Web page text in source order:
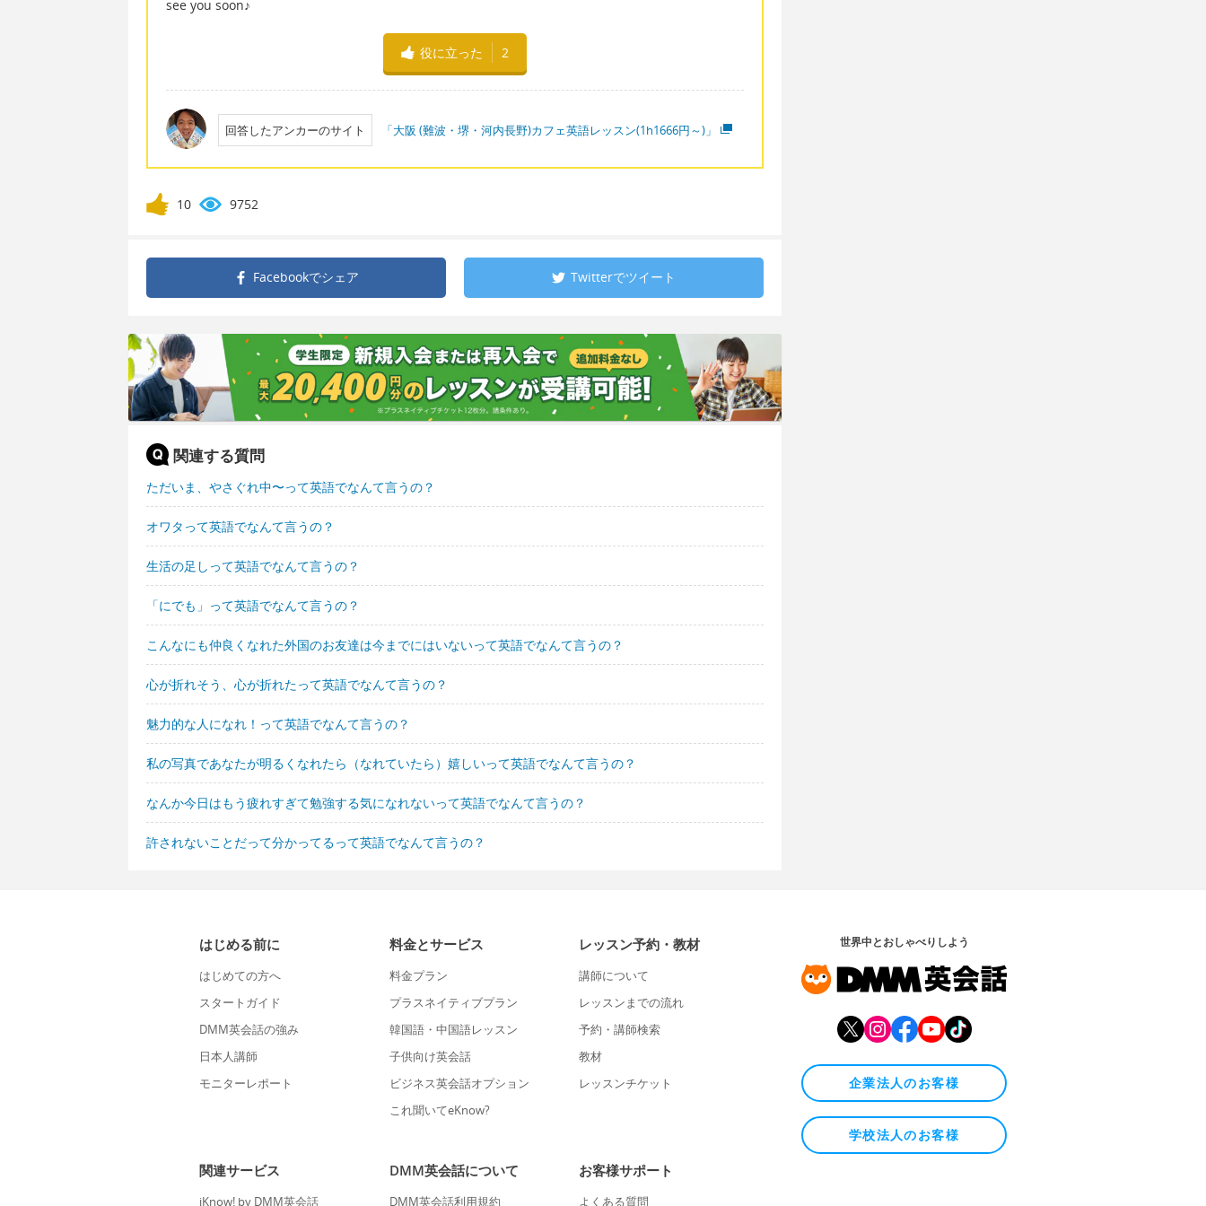
see you soon♪
役に立った 2
回答したアンカーのサイト 「大阪 (難波・堺・河内長野)カフェ英語レッスン(1h1666円～)」
10 9752
Facebookでシェア Twitterでツイート
関連する質問
ただいま、やさぐれ中〜って英語でなんて言うの？
オワタって英語でなんて言うの？
生活の足しって英語でなんて言うの？
「にでも」って英語でなんて言うの？
こんなにも仲良くなれた外国のお友達は今までにはいないって英語でなんて言うの？
心が折れそう、心が折れたって英語でなんて言うの？
魅力的な人になれ！って英語でなんて言うの？
私の写真であなたが明るくなれたら（なれていたら）嬉しいって英語でなんて言うの？
なんか今日はもう疲れすぎて勉強する気になれないって英語でなんて言うの？
許されないことだって分かってるって英語でなんて言うの？
はじめる前に
はじめての方へ
スタートガイド
DMM英会話の強み
日本人講師
モニターレポート
料金とサービス
料金プラン
プラスネイティブプラン
韓国語・中国語レッスン
子供向け英会話
ビジネス英会話オプション
これ聞いてeKnow?
レッスン予約・教材
講師について
レッスンまでの流れ
予約・講師検索
教材
レッスンチケット
関連サービス
iKnow! by DMM英会話
DMM英会話について
DMM英会話利用規約
お客様サポート
よくある質問
世界中とおしゃべりしよう
企業法人のお客様
学校法人のお客様